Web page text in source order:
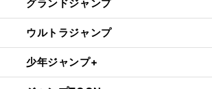
グランドジャンプ
ウルトラジャンプ
少年ジャンプ+